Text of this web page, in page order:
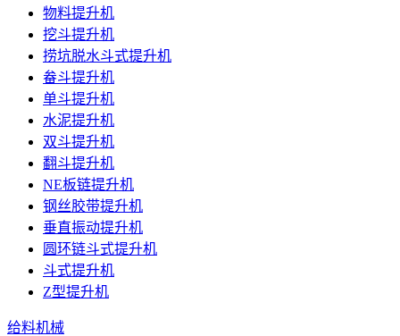
物料提升机
挖斗提升机
捞坑脱水斗式提升机
畚斗提升机
单斗提升机
水泥提升机
双斗提升机
翻斗提升机
NE板链提升机
钢丝胶带提升机
垂直振动提升机
圆环链斗式提升机
斗式提升机
Z型提升机
给料机械